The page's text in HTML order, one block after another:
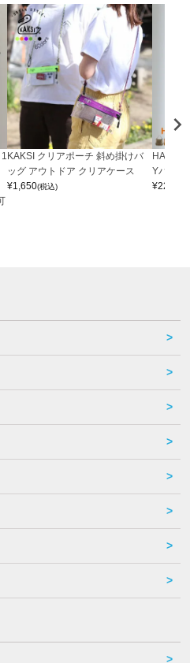
KAKSI クリアポーチ 斜め掛けバ
ッグ アウトドア クリアケース
¥1,650(税込)
Yバッグ
¥22,000